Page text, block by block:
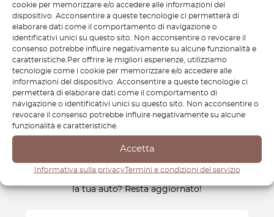
cookie per memorizzare e/o accedere alle informazioni del
dispositivo. Acconsentire a queste tecnologie ci permetterà di
elaborare dati come il comportamento di navigazione o
identificativi unici su questo sito. Non acconsentire o revocare il
consenso potrebbe influire negativamente su alcune funzionalità e
caratteristiche.Per offrire le migliori esperienze, utilizziamo
tecnologie come i cookie per memorizzare e/o accedere alle
informazioni del dispositivo. Acconsentire a queste tecnologie ci
permetterà di elaborare dati come il comportamento di
navigazione o identificativi unici su questo sito. Non acconsentire o
revocare il consenso potrebbe influire negativamente su alcune
funzionalità e caratteristiche.
Accetta
Informativa sulla privacyTermini e condizioni del servizio
mantenere il fascino iconico e l’affidabilità di questi veicoli.
Che si tratti di un classico Continental o di un moderno
Navigator, siamo qui per aiutarti a mantenere il tuo Lincoln
al meglio, preservandone lo stile sofisticato che lo rende
unico.
Newsletter
Come farai a sapere quando rilasciamo nuove parti per
la tua auto? Resta aggiornato!